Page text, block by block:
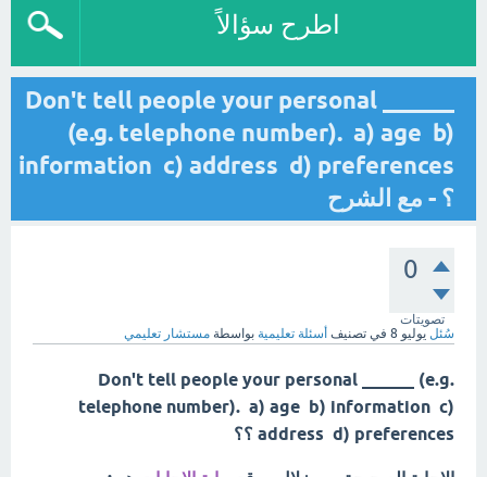
اطرح سؤالاً
Don't tell people your personal ______
(e.g. telephone number). a) age b)
information c) address d) preferences
؟ - مع الشرح
0
تصويتات
سُئل يوليو 8 في تصنيف أسئلة تعليمية بواسطة مستشار تعليمي
Don't tell people your personal ______ (e.g.
telephone number). a) age b) information c)
address d) preferences ؟؟